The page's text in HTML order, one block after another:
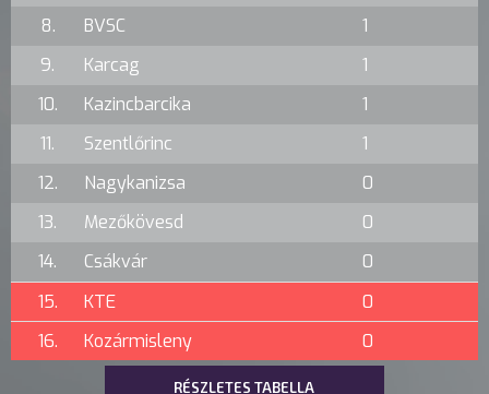
8.
BVSC
1
9.
Karcag
1
10.
Kazincbarcika
1
11.
Szentlőrinc
1
12.
Nagykanizsa
0
13.
Mezőkövesd
0
14.
Csákvár
0
15.
KTE
0
16.
Kozármisleny 0
RÉSZLETES TABELLA